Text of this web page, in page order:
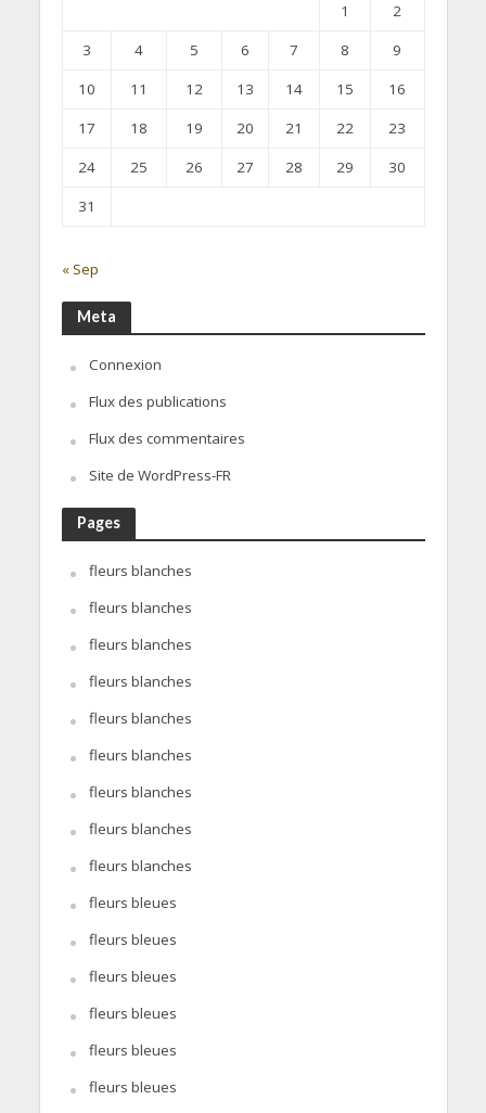
1
2
3
4 5 6 7 8
9
10
11 12 13 14 15
16
17
18 19 20 21 22
23
24
25 26 27 28 29
30
31
« Sep
Meta
Connexion
Flux des publications
Flux des commentaires
Site de WordPress-FR
Pages
fleurs blanches
fleurs blanches
fleurs blanches
fleurs blanches
fleurs blanches
fleurs blanches
fleurs blanches
fleurs blanches
fleurs blanches
fleurs bleues
fleurs bleues
fleurs bleues
fleurs bleues
fleurs bleues
fleurs bleues